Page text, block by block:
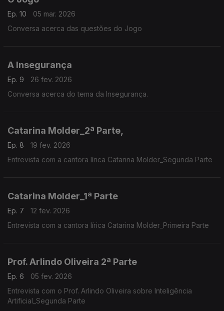
Ep. 10
05 mar. 2026
Conversa acerca das questões do Jogo
A Insegurança
Ep. 9
26 fev. 2026
Conversa acerca do tema da Insegurança.
Catarina Molder_2ª Parte,
Ep. 8
19 fev. 2026
Entrevista com a cantora lírica Catarina Molder_Segunda Parte
Catarina Molder_1ª Parte
Ep. 7
12 fev. 2026
Entrevista com a cantora lírica Catarina Molder_Primeira Parte
Prof. Arlindo Oliveira 2ª Parte
Ep. 6
05 fev. 2026
Entrevista com o Prof. Arlindo Oliveira sobre Inteligência
Artificial_Segunda Parte